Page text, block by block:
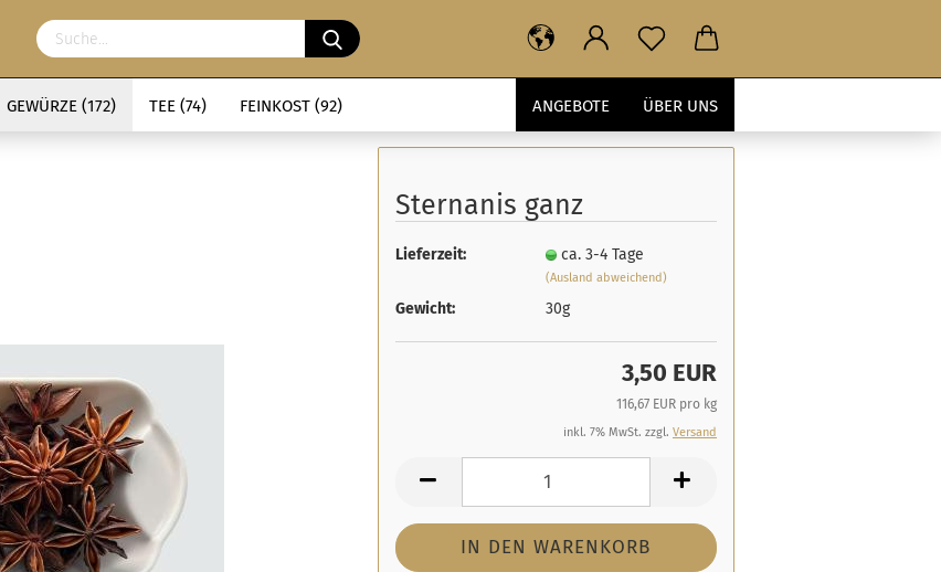
GEWÜRZE (172) TEE (74) FEINKOST (92) ANGEBOTE ÜBER UNS
Sternanis ganz
Lieferzeit: ca. 3-4 Tage
(Ausland abweichend)
Gewicht: 30g
3,50 EUR
116,67 EUR pro kg
inkl. 7% MwSt. zzgl. Versand